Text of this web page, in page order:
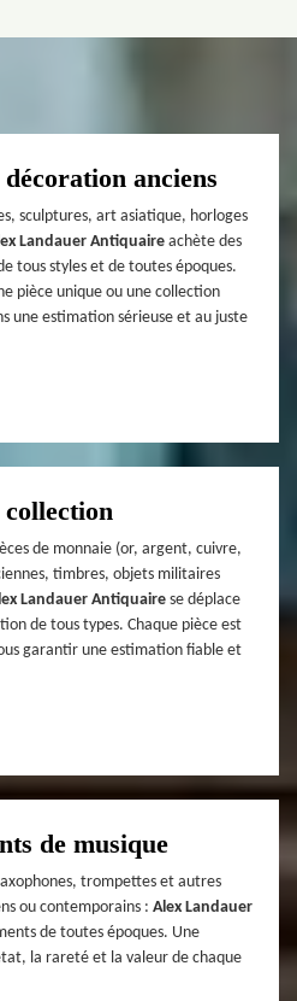
anciens
sculptures, art asiatique, horloges
Landauer Antiquaire achète des
tous styles et de toutes époques.
pièce unique ou une collection
une estimation sérieuse et au juste
collection
de monnaie (or, argent, cuivre,
timbres, objets militaires
Landauer Antiquaire se déplace
de tous types. Chaque pièce est
garantir une estimation fiable et
de musique
trompettes et autres
ou contemporains : Alex Landauer
de toutes époques. Une
la rareté et la valeur de chaque